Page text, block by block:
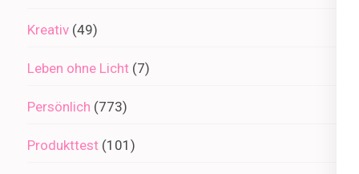
Kreativ (49)
Leben ohne Licht (7)
Persönlich (773)
Produkttest (101)